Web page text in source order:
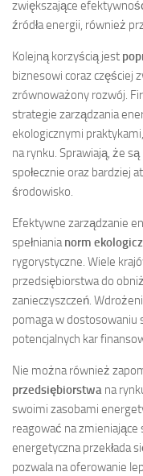
zwiększające
źródła energii, również
Kolejną korzyścią jest
biznesowi coraz częściej
zrównoważony rozwój.
strategie zarządzania
ekologicznymi
na rynku. Sprawiają, że
społecznie oraz bardziej
środowisko.
Efektywne zarządzanie
spełnianianorm
rygorystyczne. Wiele
przedsiębiorstwa do
zanieczyszczeń.
pomaga w dostosowaniu
potencjalnych kar
Nie można również
przedsiębiorstwa na
swoimi zasobami
reagować na
energetyczna przekłada
pozwala na oferowanie